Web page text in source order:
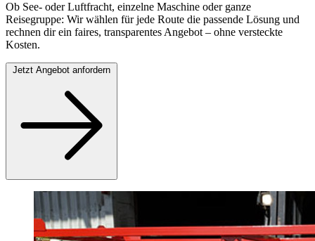
Ob See- oder Luftfracht, einzelne Maschine oder ganze
Reisegruppe: Wir wählen für jede Route die passende Lösung und
rechnen dir ein faires, transparentes Angebot – ohne versteckte
Kosten.
Jetzt Angebot anfordern